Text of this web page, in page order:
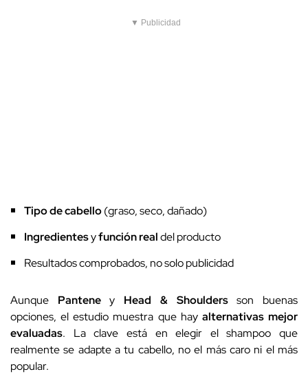
▼ Publicidad
Tipo de cabello(graso, seco, dañado)
Ingredientesyfunción realdel producto
Resultados comprobados, no solo publicidad
Aunque Panteney Head & Shouldersson buenas
opciones, el estudio muestra que hay alternativas mejor
evaluadas. La clave está en elegir el shampoo que
realmente se adapte a tu cabello, no el más caro ni el más
popular.